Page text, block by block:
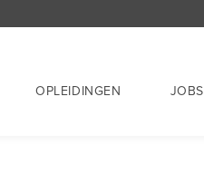
OPLEIDINGEN JOBS